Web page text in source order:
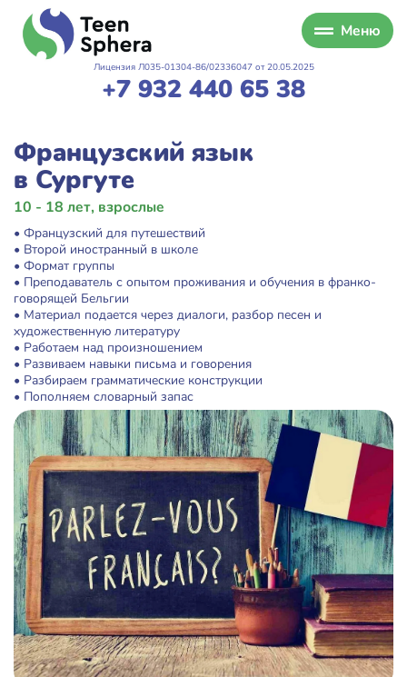
Меню
Лицензия Л035-01304-86/02336047 от 20.05.2025
+7 932 440 65 38
Французский язык
в Сургуте
10 - 18 лет, взрослые
• Французский для путешествий
• Второй иностранный в школе
• Формат группы
• Преподаватель с опытом проживания и обучения в франко-
говорящей Бельгии
• Материал подается через диалоги, разбор песен и
художественную литературу
• Работаем над произношением
• Развиваем навыки письма и говорения
• Разбираем грамматические конструкции
• Пополняем словарный запас